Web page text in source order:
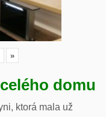
»
domu
ktorá mala už